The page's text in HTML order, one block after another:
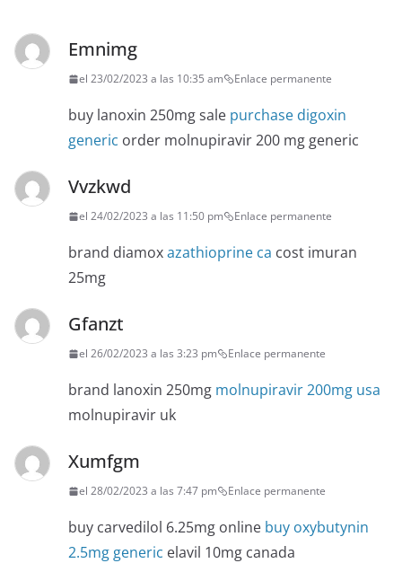
Emnimg
el 23/02/2023 a las 10:35 am Enlace permanente
buy lanoxin 250mg sale purchase digoxin
generic order molnupiravir 200 mg generic
Vvzkwd
el 24/02/2023 a las 11:50 pm Enlace permanente
brand diamoxazathioprine ca cost imuran
25mg
Gfanzt
el 26/02/2023 a las 3:23 pm Enlace permanente
brand lanoxin 250mg molnupiravir 200mg usa
molnupiravir uk
Xumfgm
el 28/02/2023 a las 7:47 pm Enlace permanente
buy carvedilol 6.25mg online buy oxybutynin
2.5mg generic elavil 10mg canada